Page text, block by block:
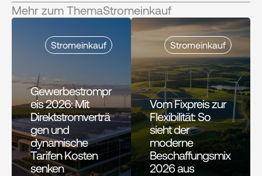
Mehr zum ThemaStromeinkauf
Stromeinkauf
Gewerbestrompr
eis 2026: Mit
Direktstromverträ
gen und
dynamische
Tarifen Kosten
senken
Stromeinkauf
Vom Fixpreis zur
Flexibilität: So
sieht der
moderne
Beschaffungsmix
2026 aus